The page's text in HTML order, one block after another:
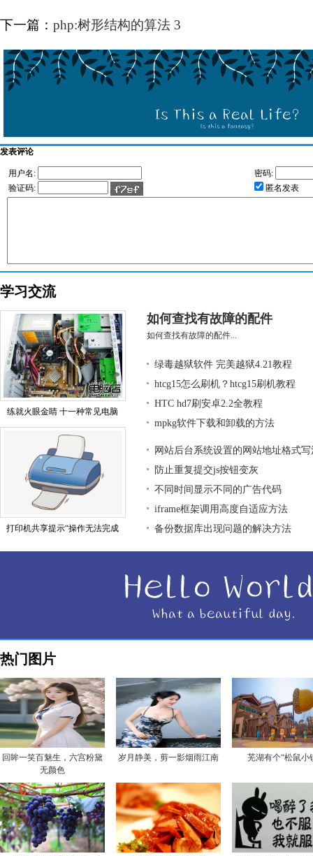
下一篇： php:树形结构的算法 3
发表评论
用户名:
密码:
验证码:
匿名发表
学习交流
练就火眼金睛 十一种常见电脑
打印机共享提示“操作无法完成
如何查找有故障的配件
如何查找有故障的配件...
绿毒越狱软件 完美越狱4.21教程
htcg15怎么刷机？htcg15刷机教程
HTC hd7刷安卓2.2全教程
mpkg软件下载和卸载的方法
网站后台系统设置的网站地址格式写
防止重复提交js按钮变灰
不同时间显示不同的广告代码
iframe框架调用高度自适应方法
备份数据库出现问题的解决方法
热门图片
回眸一笑百魅生，六宫粉黛
无颜色
岁月静美，剪一影烟雨江南 芜湖有个“松鼠小